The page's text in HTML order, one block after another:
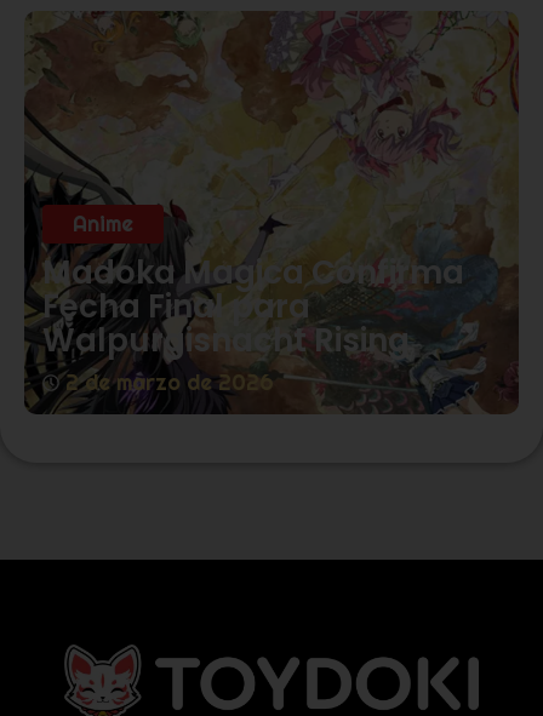
Anime
Madoka Magica Confirma
Fecha Final para
Walpurgisnacht Rising
2 de marzo de 2026